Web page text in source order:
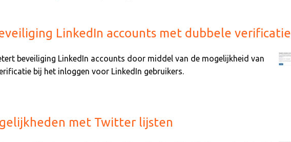
LinkedIn accounts met dubbele verificatie
beveiliging LinkedIn accounts door middel van de mogelijkheid van
bij het inloggen voor LinkedIn gebruikers.
met Twitter lijsten